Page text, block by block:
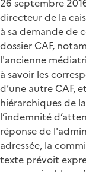
directeur de la
à sa demande de
dossier CAF,
l'ancienne
à savoir les
d’une autre CAF,
hiérarchiques de
l’indemnité
réponse de
adressée, la
texte prévoit